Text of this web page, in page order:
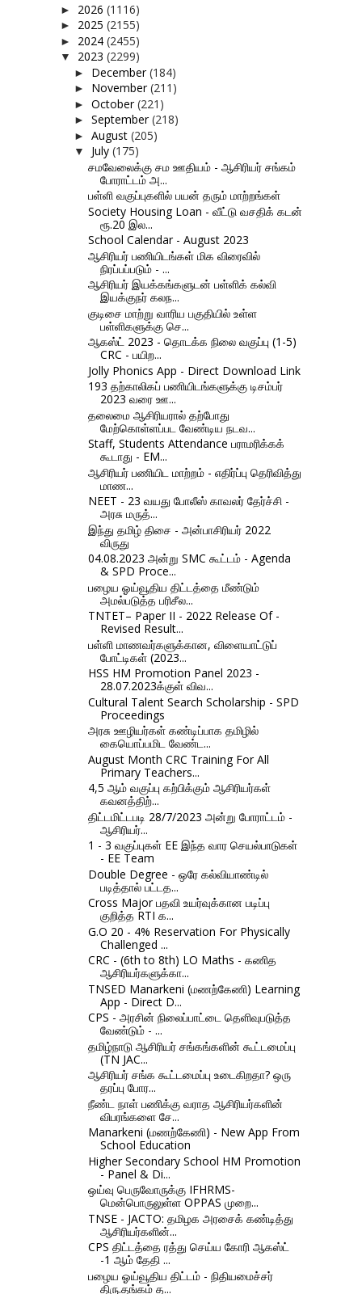
► 2026 (1116)
► 2025 (2155)
► 2024 (2455)
▼ 2023 (2299)
► December(184)
► November(211)
► October(221)
► September(218)
► August (205)
▼ July (175)
சமவேலைக்கு சம ஊதியம் - ஆசிரியர் சங்கம்
போராட்டம் அ...
பள்ளி வகுப்புகளில் பயன் தரும் மாற்றங்கள்
Society Housing Loan - வீட்டு வசதிக் கடன்
ரூ.20 இல...
School Calendar - August 2023
ஆசிரியர் பணியிடங்கள் மிக விரைவில்
நிரப்பப்படும் - ...
ஆசிரியர் இயக்கங்களுடன் பள்ளிக் கல்வி
இயக்குநர் கலந...
குடிசை மாற்று வாரிய பகுதியில் உள்ள
பள்ளிகளுக்கு செ...
ஆகஸ்ட் 2023 - தொடக்க நிலை வகுப்பு (1-5)
CRC - பயிற...
Jolly Phonics App - Direct Download Link
193 தற்காலிகப் பணியிடங்களுக்கு டிசம்பர்
2023 வரை ஊ...
தலைமை ஆசிரியரால் தற்போது
மேற்கொள்ளப்பட வேண்டிய நடவ...
Staff, Students Attendance பராமரிக்கக்
கூடாது - EM...
ஆசிரியர் பணியிட மாற்றம் - எதிர்ப்பு தெரிவித்து
மாண...
NEET - 23 வயது போலீஸ் காவலர் தேர்ச்சி -
அரசு மருத்...
இந்து தமிழ் திசை - அன்பாசிரியர் 2022
விருது
04.08.2023 அன்று SMC கூட்டம் - Agenda
& SPD Proce...
பழைய ஓய்வூதிய திட்டத்தை மீண்டும்
அமல்படுத்த பரிசீல...
TNTET– Paper II - 2022 Release Of -
Revised Result...
பள்ளி மாணவர்களுக்கான, விளையாட்டுப்
போட்டிகள் (2023...
HSS HM Promotion Panel 2023 -
28.07.2023க்குள் விவ...
Cultural Talent Search Scholarship - SPD
Proceedings
அரசு ஊழியர்கள் கண்டிப்பாக தமிழில்
கையொப்பமிட வேண்ட...
August Month CRC Training For All
Primary Teachers...
4,5 ஆம் வகுப்பு கற்பிக்கும் ஆசிரியர்கள்
கவனத்திற்...
திட்டமிட்டபடி 28/7/2023 அன்று போராட்டம் -
ஆசிரியர்...
1 - 3 வகுப்புகள் EE இந்த வார செயல்பாடுகள்
- EE Team
Double Degree - ஒரே கல்வியாண்டில்
படித்தால் பட்டத...
Cross Major பதவி உயர்வுக்கான படிப்பு
குறித்த RTI க...
G.O 20 - 4% Reservation For Physically
Challenged ...
CRC - (6th to 8th) LO Maths - கணித
ஆசிரியர்களுக்கா...
TNSED Manarkeni (மணற்கேணி) Learning
App - Direct D...
CPS - அரசின் நிலைப்பாட்டை தெளிவுபடுத்த
வேண்டும் - ...
தமிழ்நாடு ஆசிரியர் சங்கங்களின் கூட்டமைப்பு
(TN JAC...
ஆசிரியர் சங்க கூட்டமைப்பு உடைகிறதா? ஒரு
தரப்பு போர...
நீண்ட நாள் பணிக்கு வராத ஆசிரியர்களின்
விபரங்களை சே...
Manarkeni (மணற்கேணி) - New App From
School Education
Higher Secondary School HM Promotion
- Panel & Di...
ஒய்வு பெருவோருக்கு IFHRMS-
மென்பொருலுள்ள OPPAS முறை...
TNSE - JACTO: தமிழக அரசைக் கண்டித்து
ஆசிரியர்களின்...
CPS திட்டத்தை ரத்து செய்ய கோரி ஆகஸ்ட்
-1 ஆம் தேதி ...
பழைய ஓய்வூதிய திட்டம் - நிதியமைச்சர்
திரு.தங்கம் த...